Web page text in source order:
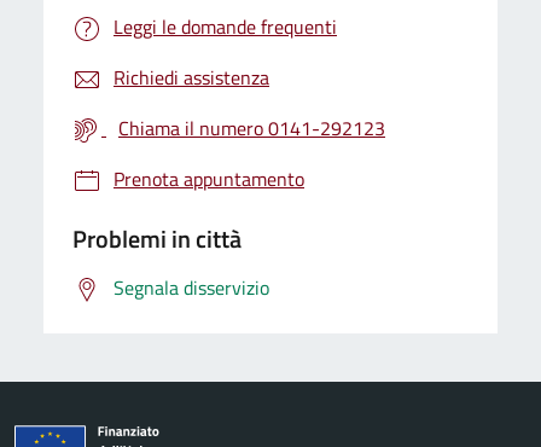
Leggi le domande frequenti
Richiedi assistenza
Chiama il numero 0141-292123
Prenota appuntamento
Problemi in città
Segnala disservizio